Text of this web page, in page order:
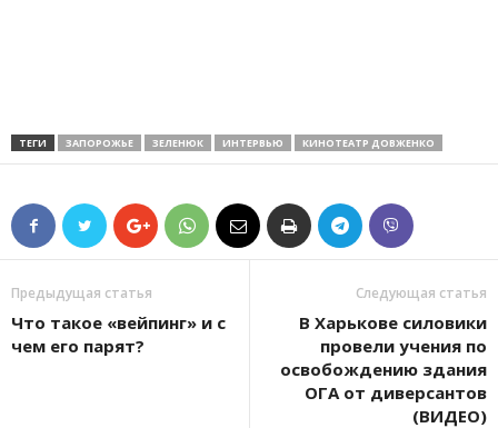
ТЕГИ ЗАПОРОЖЬЕ ЗЕЛЕНЮК ИНТЕРВЬЮ КИНОТЕАТР ДОВЖЕНКО
Предыдущая статья
Что такое «вейпинг» и с
чем его парят?
Следующая статья
В Харькове силовики
провели учения по
освобождению здания
ОГА от диверсантов
(ВИДЕО)